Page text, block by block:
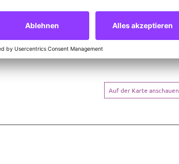
Auf der Karte anschauen